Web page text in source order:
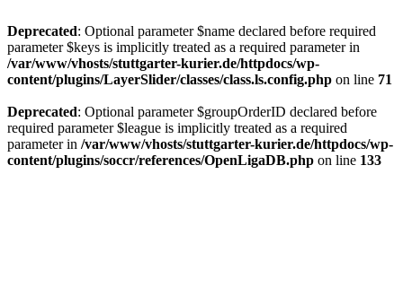
Deprecated: Optional parameter $name declared before required
parameter $keys is implicitly treated as a required parameter in
/var/www/vhosts/stuttgarter-kurier.de/httpdocs/wp-
content/plugins/LayerSlider/classes/class.ls.config.php on line 71
Deprecated: Optional parameter $groupOrderID declared before
required parameter $league is implicitly treated as a required
parameter in /var/www/vhosts/stuttgarter-kurier.de/httpdocs/wp-
content/plugins/soccr/references/OpenLigaDB.php on line 133